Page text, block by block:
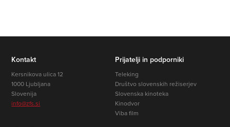
Kontakt
Kersnikova ulica 12
1000 Ljubljana
Slovenija
info@zfs.si
Prijatelji in podporniki
Teleking
Društvo slovenskih režiserjev
Slovenska kinoteka
Kinodvor
Viba film